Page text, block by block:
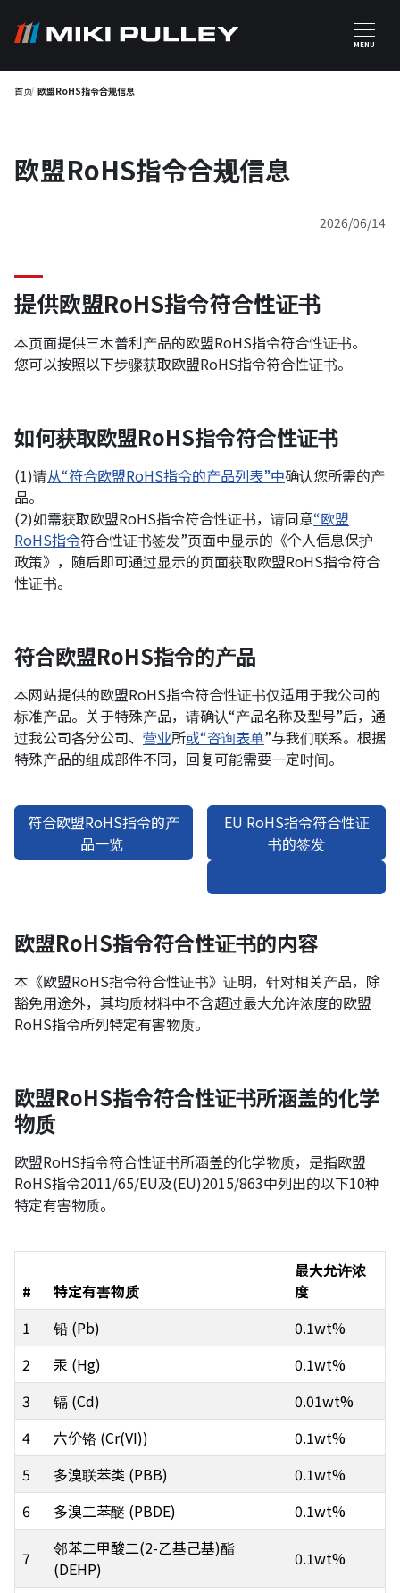
MENU
首页 欧盟RoHS指令合规信息
欧盟RoHS指令合规信息
2026/06/14
提供欧盟RoHS指令符合性证书
本页面提供三木普利产品的欧盟RoHS指令符合性证书。
您可以按照以下步骤获取欧盟RoHS指令符合性证书。
如何获取欧盟RoHS指令符合性证书
(1)请从“符合欧盟RoHS指令的产品列表”中确认您所需的产
品。
(2)如需获取欧盟RoHS指令符合性证书，请同意“欧盟
RoHS指令符合性证书签发”页面中显示的《个人信息保护
政策》，随后即可通过显示的页面获取欧盟RoHS指令符合
性证书。
符合欧盟RoHS指令的产品
本网站提供的欧盟RoHS指令符合性证书仅适用于我公司的
标准产品。关于特殊产品，请确认“产品名称及型号”后，通
过我公司各分公司、 营业所或“咨询表单”与我们联系。根据
特殊产品的组成部件不同，回复可能需要一定时间。
符合欧盟RoHS指令的产
品一览
EU RoHS指令符合性证
书的签发
欧盟RoHS指令符合性证书的内容
本《欧盟RoHS指令符合性证书》证明，针对相关产品，除
豁免用途外，其均质材料中不含超过最大允许浓度的欧盟
RoHS指令所列特定有害物质。
欧盟RoHS指令符合性证书所涵盖的化学
物质
欧盟RoHS指令符合性证书所涵盖的化学物质，是指欧盟
RoHS指令2011/65/EU及(EU)2015/863中列出的以下10种
特定有害物质。
# 特定有害物质
最大允许浓
度
1
铅 (Pb)
0.1wt%
2
汞 (Hg)
0.1wt%
3
镉 (Cd)
0.01wt%
4
六价铬 (Cr(VI))
0.1wt%
5
多溴联苯类 (PBB)
0.1wt%
6
多溴二苯醚 (PBDE) 0.1wt%
7
邻苯二甲酸二(2-乙基己基)酯
(DEHP)
0.1wt%